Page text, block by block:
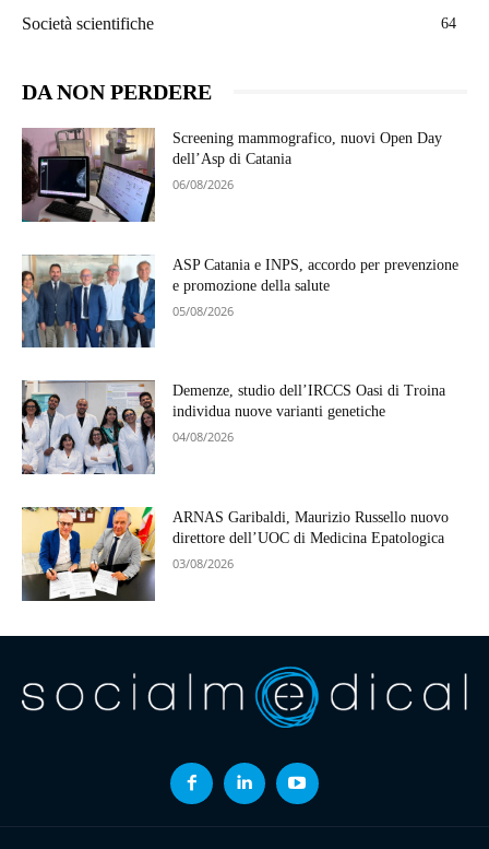
Società scientifiche 64
DA NON PERDERE
Screening mammografico, nuovi Open Day
dell’Asp di Catania
06/08/2026
ASP Catania e INPS, accordo per prevenzione
e promozione della salute
05/08/2026
Demenze, studio dell’IRCCS Oasi di Troina
individua nuove varianti genetiche
04/08/2026
ARNAS Garibaldi, Maurizio Russello nuovo
direttore dell’UOC di Medicina Epatologica
03/08/2026